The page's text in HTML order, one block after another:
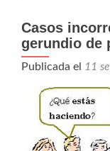
Casos
gerundio de
Publicada el 11